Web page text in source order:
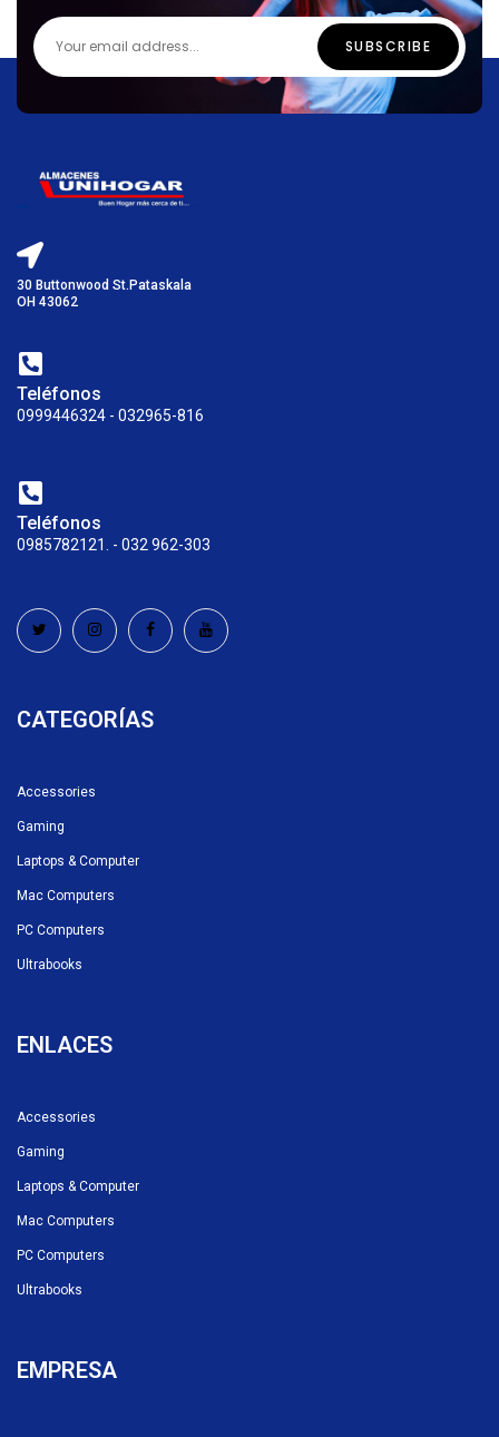
30 Buttonwood St.Pataskala
OH 43062
Teléfonos
0999446324 - 032965-816
Teléfonos
0985782121. - 032 962-303
CATEGORÍAS
Accessories
Gaming
Laptops & Computer
Mac Computers
PC Computers
Ultrabooks
ENLACES
Accessories
Gaming
Laptops & Computer
Mac Computers
PC Computers
Ultrabooks
EMPRESA